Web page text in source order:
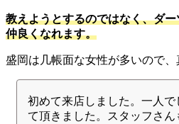
教えようとするのではなく、ダ
仲良くなれます。
盛岡は几帳面な女性が多いので、
初めて来店しました。一人
て頂きました。スタッフさ